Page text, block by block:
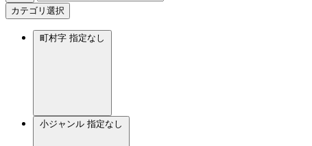
カテゴリ選択
町村字 指定なし
小ジャンル 指定なし